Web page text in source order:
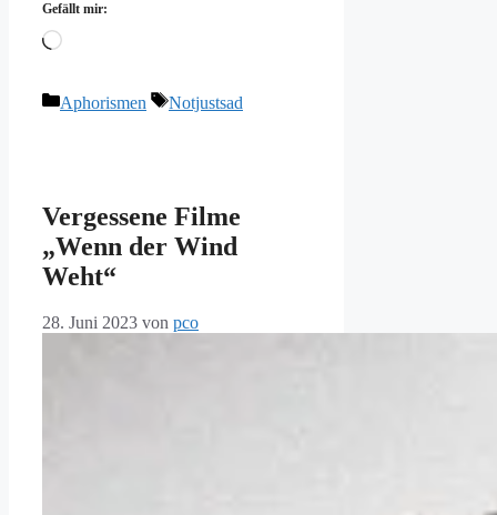
Gefällt mir:
Wird
Kategorien
Aphorismen Schlagwörter
Notjustsad
Vergessene Filme
„Wenn der Wind
Weht“
28. Juni 2023 von pco